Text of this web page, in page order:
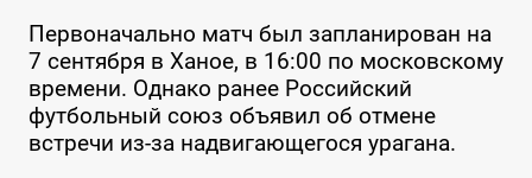
Первоначально матч был запланирован на
7 сентября в Ханое, в 16:00 по московскому
времени. Однако ранее Российский
футбольный союз объявил об отмене
встречи из-за надвигающегося урагана.